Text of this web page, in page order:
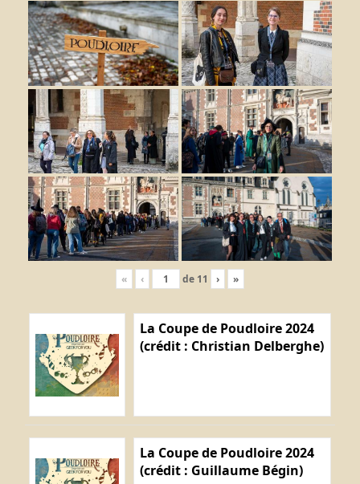
« ‹ de 11 › »
La Coupe de Poudloire 2024
(crédit : Christian Delberghe)
La Coupe de Poudloire 2024
(crédit : Guillaume Bégin)